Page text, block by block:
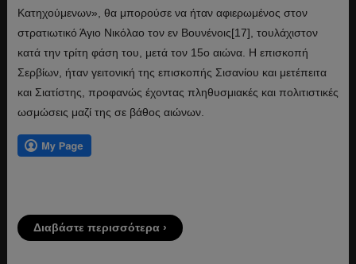
Κατηχούμενων», θα μπορούσε να ήταν αφιερωμένος στον
στρατιωτικό Άγιο Νικόλαο τον εν Βουνένοις[17], τουλάχιστον
κατά την τρίτη φάση του, μετά τον 15ο αιώνα. Η επισκοπή
Σερβίων, ήταν γειτονική της επισκοπής Σισανίου και μετέπειτα
και Σιατίστης, προφανώς έχοντας πληθυσμιακές και πολιτιστικές
ωσμώσεις μαζί της σε βάθος αιώνων.
Διαβάστε περισσότερα ›